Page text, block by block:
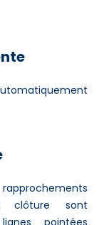
clôture sont
pointées